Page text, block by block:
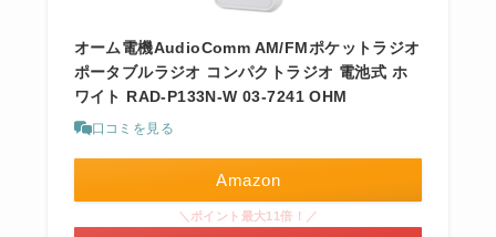
オーム電機AudioComm AM/FMポケットラジオ
ポータブルラジオ コンパクトラジオ 電池式 ホ
ワイト RAD-P133N-W 03-7241 OHM
口コミを見る
Amazon
＼ポイント最大11倍！／